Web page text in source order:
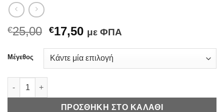
€25,00 Original
was:
€25,00.
€17,50Η
τιμή
είναι:
με ΦΠΑ
Μέγεθος
Alan Brown Πυτζάμα Garde la Peche ποσότητα
ΠΡΟΣΘΉΚΗ ΣΤΟ ΚΑΛΆΘΙ